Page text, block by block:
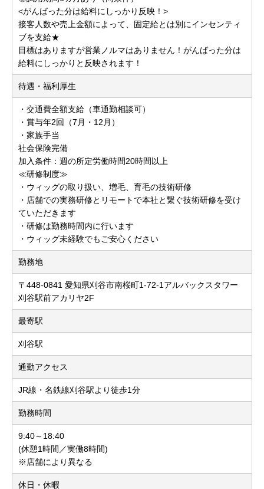
<がんばった分は給料にしっかり反映！>
接客人数や売上金額によって、固定給とは別にインセンティ
ブを支給★
目標はありますが営業ノルマはありません！がんばった分は
給料にしっかりと反映されます！
待遇・福利厚生
・交通費全額支給（車通勤相談可）
・賞与年2回（7月・12月）
・家族手当
社会保険完備
加入条件：週の所定労働時間20時間以上
≪研修制度≫
・ウィッグの取り扱い、増毛、育毛の技術研修
・店舗での実務研修とリモートで本社と繋ぐ技術研修を受け
ていただきます
・研修は勤務時間内に行います
・ウィッグ未経験でもご安心ください
勤務地
〒448-0841 愛知県刈谷市南桜町1-72-1アルバックスタワー
刈谷駅前アカリヤ2F
最寄駅
刈谷駅
通勤アクセス
JR線・名鉄線刈谷駅より徒歩1分
勤務時間
9:40～18:40
(休憩1時間／実働8時間)
※店舗により異なる
休日・休暇